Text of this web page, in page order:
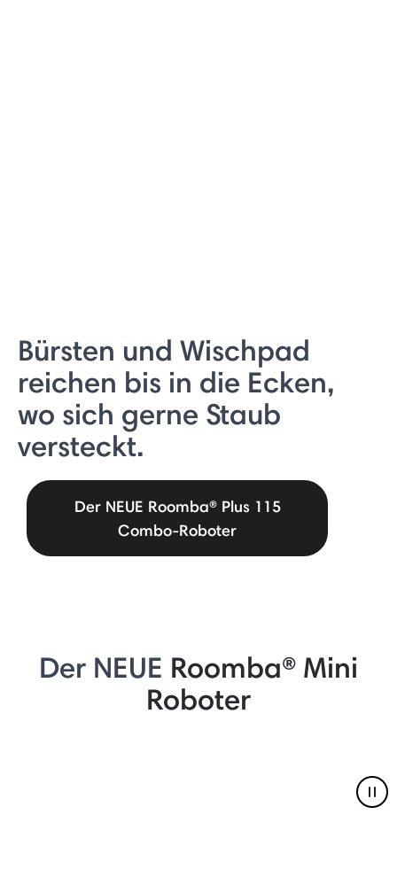
Bürsten und Wischpad
reichen bis in die Ecken,
wo sich gerne Staub
versteckt.
Der NEUE Roomba® Plus 115
Combo-Roboter
Der NEUE Roomba® Mini
Roboter